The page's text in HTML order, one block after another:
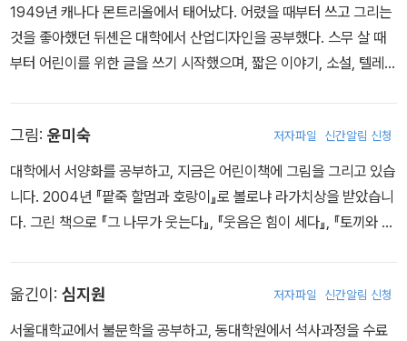
생길지도 모른다는 생각에 많은 걱정을 하게 된다. 베베르는 '아빠의
하나뿐인 아들이고 계속 그러기를 바라'기 때문이다. 그래서 플라비
양에게 경고 편지를 보내고, 절대 말을 걸지 않기로 한다.
가 새엄마를 맞는' 특수한 상황을 통해 풀어냈다. 아이가 그 시간들 속
에서 한 뼘씩 자라나는 모습이 주는 감동이 그득하다. 그러나 그 모습
을 담은 표현방식이 발랄한 덕분에 경쾌하게 읽힌다. 마흔두 명의 아
이가 있고, 하기사 스무 명의 여자애들이 함께 놀 수 있는 커다란 모래
1949년 캐나다 몬트리올에서 태어났다. 어렸을 때부터 쓰고 그리는
것을 좋아했던 뒤셴은 대학에서 산업디자인을 공부했다. 스무 살 때
부터 어린이를 위한 글을 쓰기 시작했으며, 짧은 이야기, 소설, 텔레비
과 캐나다 총독 상을 수상했고, 1992년에는 <클라라 빅의 이상한 여
행과 비비차>로 크리스티 도서상과 IBBY 상을, <빅토르>로 캐나다
총독상을 받았다. 1995년 안데르센 상 수상 후보자로까지 오르기도
했으며, 지은 책으로는 <베르톨과 뤼크레스>, <말을 기르는 목동>,
있다.
그림: 윤미숙 저자파일 신간알림 신청
대학에서 서양화를 공부하고, 지금은 어린이책에 그림을 그리고 있습
니다. 2004년 『팥죽 할멈과 호랑이』로 볼로냐 라가치상을 받았습니
다. 그린 책으로 『그 나무가 웃는다』, 『웃음은 힘이 세다』, 『토끼와 자
옮긴이: 심지원 저자파일 신간알림 신청
서울대학교에서 불문학을 공부하고, 동대학원에서 석사과정을 수료